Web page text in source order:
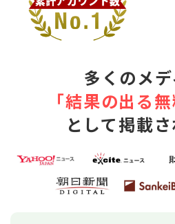
多くのメ
｢結果の出る
として掲載